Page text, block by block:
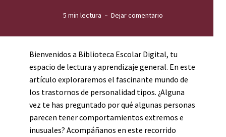
5 min lectura Dejar comentario
Bienvenidos a Biblioteca Escolar Digital, tu
espacio de lectura y aprendizaje general. En este
artículo exploraremos el fascinante mundo de
los trastornos de personalidad tipos. ¿Alguna
vez te has preguntado por qué algunas personas
parecen tener comportamientos extremos e
inusuales? Acompáñanos en este recorrido